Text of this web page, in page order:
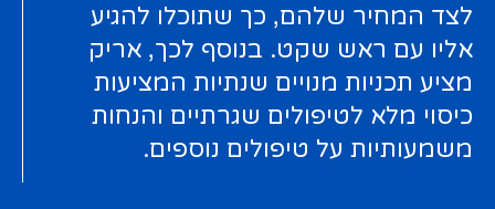
לצד המחיר שלהם, כך שתוכלו להגיע
אליו עם ראש שקט. בנוסף לכך, אריק
מציע תכניות מנויים שנתיות המציעות
כיסוי מלא לטיפולים שגרתיים והנחות
משמעותיות על טיפולים נוספים.